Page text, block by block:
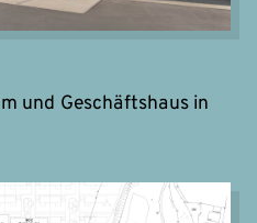
und Geschäftshaus in